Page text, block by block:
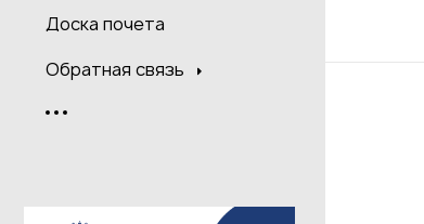
Доска почета
Обратная связь